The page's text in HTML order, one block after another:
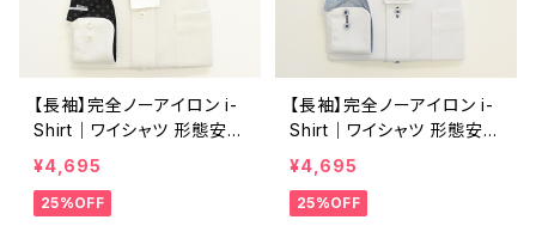
【長袖】完全ノーアイロン i-
Shirt｜ワイシャツ 形態安定
レギュラーシルエット ボタン
ダウン ドット メンズ ビジネ
ス dhw398a-bd-52 ベー
¥4,695
25%OFF
【長袖】完全ノーアイロン i-
Shirt｜ワイシャツ 形態安定
レギュラーシルエット ボタン
ダウン ドビー メンズ ビジネ
ス dhw399a-bd-01 ホワ
¥4,695
25%OFF